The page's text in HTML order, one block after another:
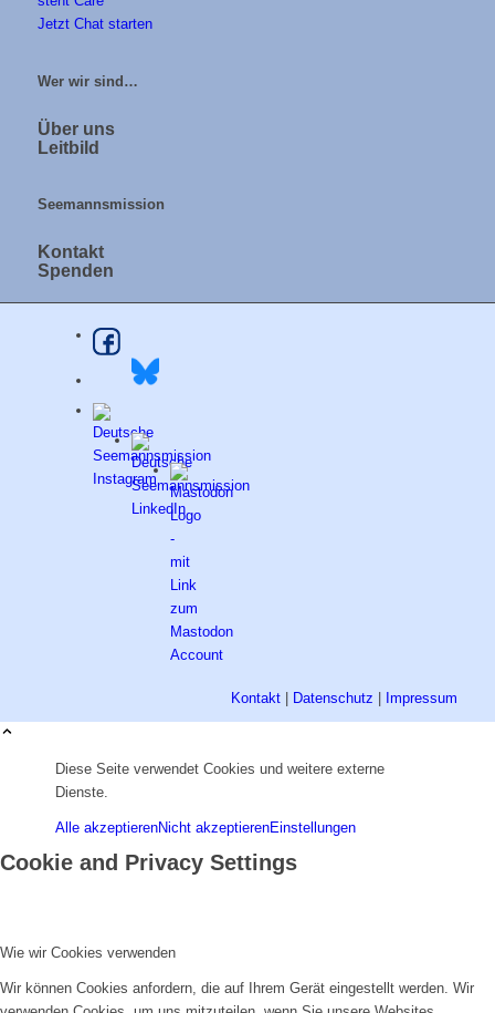
Jetzt Chat starten
Wer wir sind…
Über uns
Leitbild
Seemannsmission
Kontakt
Spenden
Kontakt Datenschutz Impressum
Diese Seite verwendet Cookies und weitere externe
Dienste.
Alle akzeptierenNicht akzeptierenEinstellungen
Cookie and Privacy Settings
Wie wir Cookies verwenden
Wir können Cookies anfordern, die auf Ihrem Gerät eingestellt werden. Wir